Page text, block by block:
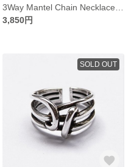
3,850円
SOLD OUT